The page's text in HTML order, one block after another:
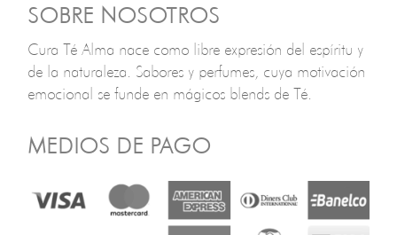
SOBRE NOSOTROS
Cura Té Alma nace como libre expresión del espíritu y
de la naturaleza. Sabores y perfumes, cuya motivación
emocional se funde en mágicos blends de Té.
MEDIOS DE PAGO